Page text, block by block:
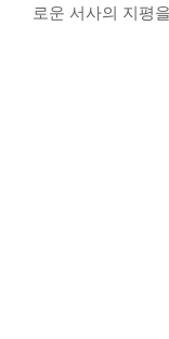
로운 서사의 지평